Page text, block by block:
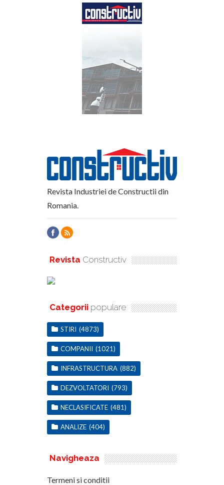
Revista Industriei de Constructii din
Romania.
Revista Constructiv
Categorii populare
STIRI (4873)
COMPANII (1021)
INFRASTRUCTURA (882)
DEZVOLTATORI (793)
NECLASIFICATE (481)
ANALIZE (404)
Navigheaza
Termeni si conditii